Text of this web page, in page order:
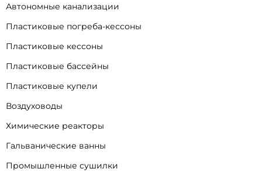
Автономные канализации
Пластиковые погреба-кессоны
Пластиковые кессоны
Пластиковые бассейны
Пластиковые купели
Воздуховоды
Химические реакторы
Гальванические ванны
Промышленные сушилки